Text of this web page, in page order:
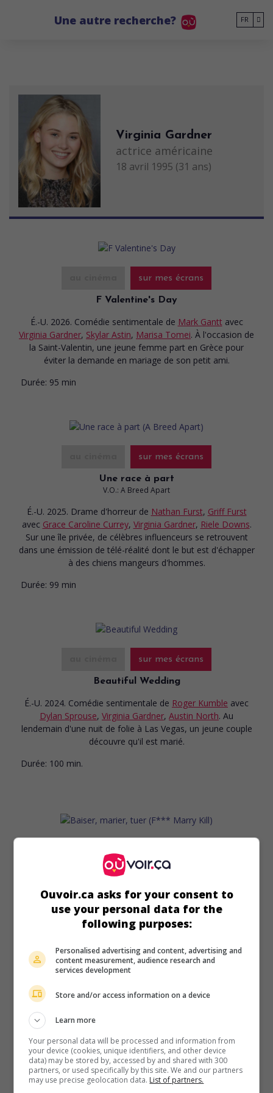
Une autre recherche? FR
Virginia Gardner
actrice américaine
18 avril 1995 (31 ans)
sur mes écrans
F Valentine's Day
É.-U. 2026. Comédie sentimentale de Mark Gantt avec
Virginia Gardner, Skylar Astin, Marisa Tomei. À l'occasion de
la Saint-Valentin, une jeune femme part en Grèce pour
éviter la demande en mariage de son petit ami.
Durée: 95 min
sur mes écrans
Une race à part
V.O.: A Breed Apart
É.-U. 2025. Drame d'horreur de Nathan Furst, Griff Furst
avec Grace Caroline Currey, Virginia Gardner, Riele Downs.
Sur une île privée, de célèbres influenceurs se retrouvent
dans une émission de télé-réalité dont le but est d'échapper
à des chiens mangeurs d'hommes.
Durée: 99 min
sur mes écrans
Beautiful Wedding
É.-U. 2024. Comédie sentimentale de Roger Kumble avec
Dylan Sprouse, Virginia Gardner, Austin North. Au
lendemain d'une nuit de folie à Las Vegas, un jeune couple
découvre qu'il est marié.
Durée: 100 min.
Baiser, marier, tuer
É.-U. 2024. Comédiede Laura Murphy avec Lucy Hale
Virginia Gardner
Brooke Nevin
divers craint qu'un des trois hommes qu'elle fréquente via
dans toute la ville.
au cinéma sur mes écrans
See You on Venus
Ouvoir.ca asks for your consent to
use your personal data for the
following purposes:
Personalised advertising and content, advertising and
content measurement, audience research and
services development
Store and/or access information on a device
Learn more
Your personal data will be processed and information from
your device (cookies, unique identifiers, and other device
data) may be stored by, accessed by and shared with 300
partners, or used specifically by this site. We and our partners
may use precise geolocation data. List of partners.